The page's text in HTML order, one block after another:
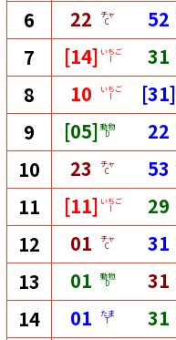
6
22 チャ
C 52
7 [14] いちご
I 31
8 10 いちご
I [31]
9 [05] 動物
D 22
10 23 チャ
C 53
11 [11] いちご
I 29
12 01 チャ
C 31
13 01 動物
D 31
14 01 たま
T 31